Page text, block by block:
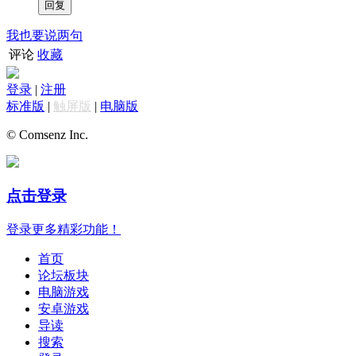
我也要说两句
评论 收藏
登录 | 注册
标准版 | 触屏版 | 电脑版
© Comsenz Inc.
点击登录
登录更多精彩功能！
首页
论坛板块
电脑游戏
安卓游戏
导读
搜索